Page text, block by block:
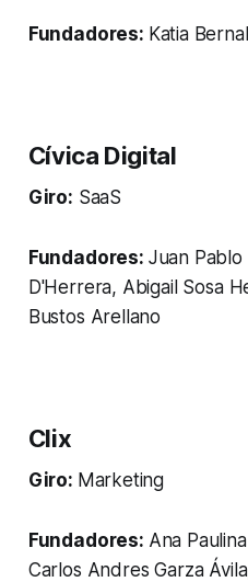
Fundadores: Katia
Cívica Digital
Giro: SaaS
Fundadores: Juan Pablo
D'Herrera, Abigail Sosa
Bustos Arellano
Clix
Giro: Marketing
Fundadores: Ana
Carlos Andres Garza